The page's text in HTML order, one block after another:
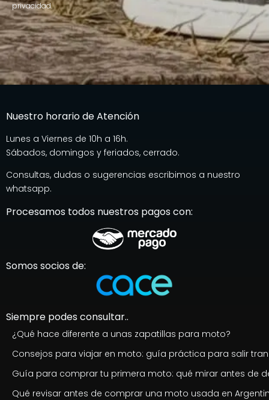
privacidad.
Nuestro horario de Atención
Lunes a Viernes de 10h a 16h.
Sábados, domingos y feriados, cerrado.
Consultas, dudas o sugerencias escribimos a nuestro
whatsapp.
Procesamos todos nuestros pagos con:
Somos socios de:
Siempre podes consultar..
¿Qué hace diferente a unas zapatillas para moto?
Consejos para viajar en moto: guía práctica para salir
Guía para comprar tu primera moto: qué mirar antes de
Qué revisar antes de comprar una moto usada en